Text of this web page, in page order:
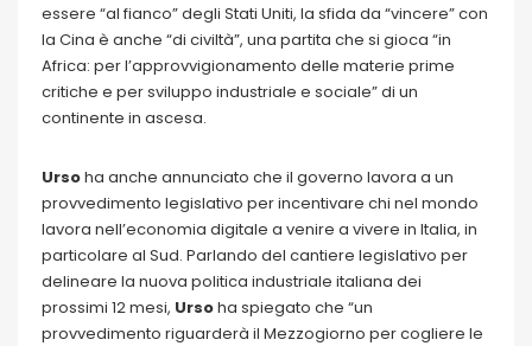
essere “al fianco” degli Stati Uniti, la sfida da “vincere” con
la Cina è anche “di civiltà”, una partita che si gioca “in
Africa: per l’approvvigionamento delle materie prime
critiche e per sviluppo industriale e sociale” di un
continente in ascesa.
Ursoha anche annunciato che il governo lavora a un
provvedimento legislativo per incentivare chi nel mondo
lavora nell’economia digitale a venire a vivere in Italia, in
particolare al Sud. Parlando del cantiere legislativo per
delineare la nuova politica industriale italiana dei
prossimi 12 mesi, Ursoha spiegato che “un
provvedimento riguarderà il Mezzogiorno per cogliere le